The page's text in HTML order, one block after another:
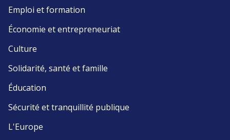
Emploi et formation
Économie et entrepreneuriat
Culture
Solidarité, santé et famille
Éducation
Sécurité et tranquillité publique
L'Europe